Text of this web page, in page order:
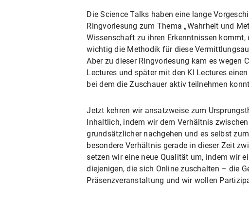
Die Science Talks haben eine lange
Ringvorlesung zum Thema „Wahrheit und
Wissenschaft zu ihren Erkenntnissen
wichtig die Methodik für diese
Aber zu dieser Ringvorlesung kam es wegen
Lectures und später mit den KI Lectures
bei dem die Zuschauer aktiv teilnehmen
Jetzt kehren wir ansatzweise zum
Inhaltlich, indem wir dem Verhältnis
grundsätzlicher nachgehen und es selbst
besondere Verhältnis gerade in dieser Zeit
setzen wir eine neue Qualität um, indem wir
diejenigen, die sich Online zuschalten – die
Präsenzveranstaltung und wir wollen